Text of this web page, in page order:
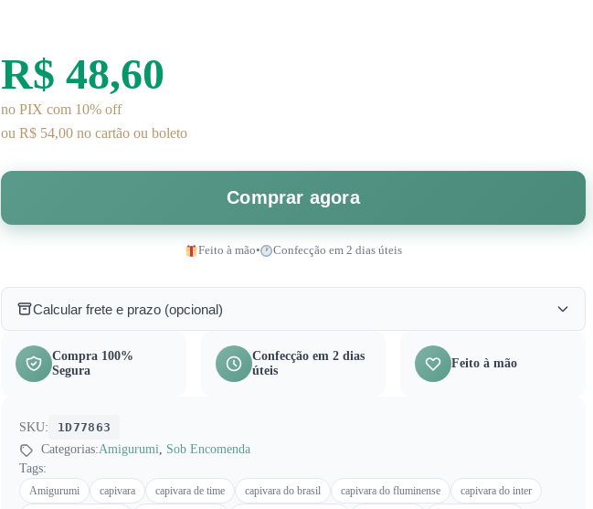
R$ 48,60
no PIX com 10% off
ou R$ 54,00 no cartão ou boleto
Calcular frete e prazo (opcional)
Comprar agora
Feito à mão• Confecção em 2 dias úteis
Compra 100%
Segura
Confecção em 2 dias
úteis
Feito à mão
SKU:
1D77863
Categorias:Amigurumi, Sob Encomenda
Tags:
Amigurumi capivara capivara de time capivara do brasil capivara do fluminense
capivara do inter